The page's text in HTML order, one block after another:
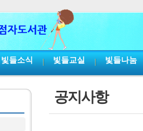
빛들소식 빛들교실 빛들나눔
공지사항